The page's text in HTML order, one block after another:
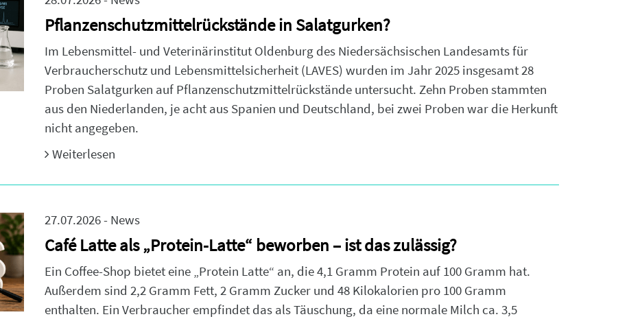
Pflanzenschutzmittelrückstände in Salatgurken?
Im Lebensmittel- und Veterinärinstitut Oldenburg des Niedersächsischen Landesamts für
Verbraucherschutz und Lebensmittelsicherheit (LAVES) wurden im Jahr 2025 insgesamt 28
Proben Salatgurken auf Pflanzenschutzmittelrückstände untersucht. Zehn Proben stammten
aus den Niederlanden, je acht aus Spanien und Deutschland, bei zwei Proben war die Herkunft
nicht angegeben.
Weiterlesen
27.07.2026 - News
Café Latte als „Protein-Latte“ beworben – ist das zulässig?
Ein Coffee-Shop bietet eine „Protein Latte“ an, die 4,1 Gramm Protein auf 100 Gramm hat.
Außerdem sind 2,2 Gramm Fett, 2 Gramm Zucker und 48 Kilokalorien pro 100 Gramm
enthalten. Ein Verbraucher empfindet das als Täuschung, da eine normale Milch ca. 3,5